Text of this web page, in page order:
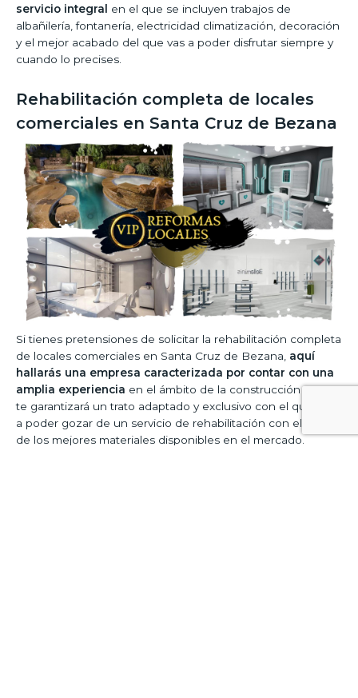
servicio integral
en el que se incluyen trabajos de
albañilería, fontanería, electricidad climatización, decoración
y el mejor acabado del que vas a poder disfrutar siempre y
cuando lo precises.
Rehabilitación completa de locales
comerciales en Santa Cruz de Bezana
Si tienes pretensiones de solicitar la rehabilitación completa
de locales comerciales en Santa Cruz de Bezana, aquí
hallarás una empresa caracterizada por contar con una
amplia experiencia en el ámbito de la construcción y que
te garantizará un trato adaptado y exclusivo con el que vas
a poder gozar de un servicio de rehabilitación con el uso
de los mejores materiales disponibles en el mercado.